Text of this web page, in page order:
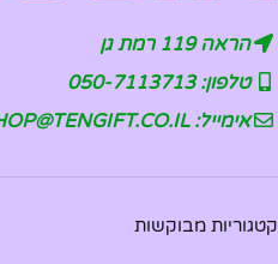
הראה 119 רמת גן
טלפון: 050-7113713
אימייל: SHOP@TENGIFT.CO.IL
קטגוריות מבוקשות